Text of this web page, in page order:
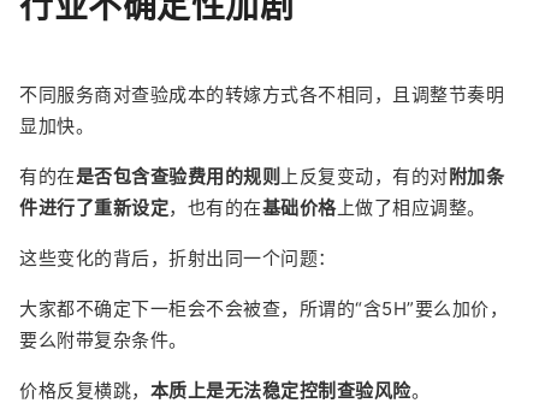
不同服务商对查验成本的转嫁方式各不相同，且调整节奏明
显加快。
有的在是否包含查验费用的规则 上反复变动，有的对附加条
件进行了重新设定，也有的在基础价格上做了相应调整。
这些变化的背后，折射出同一个问题：
大家都不确定下一柜会不会被查，所谓的“含5H”要么加价，
要么附带复杂条件。
价格反复横跳， 本质上是无法稳定控制查验风险。